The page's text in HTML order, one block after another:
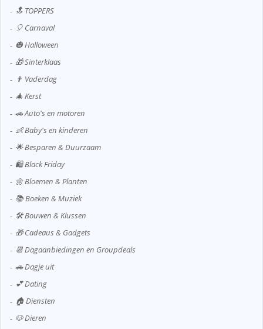
🔝 TOPPERS
🎈 Carnaval
🎃 Halloween
🎁 Sinterklaas
👨 Vaderdag
🎄 Kerst
🚗 Auto's en motoren
👶 Baby's en kinderen
🌟 Besparen & Duurzaam
🛍️ Black Friday
🌼 Bloemen & Planten
📚 Boeken & Muziek
🛠️ Bouwen & Klussen
🎁 Cadeaus & Gadgets
📆 Dagaanbiedingen en Groupdeals
🚗 Dagje uit
💕 Dating
🏠 Diensten
🐶 Dieren